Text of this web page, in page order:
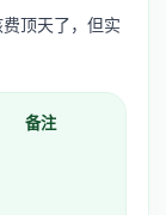
顶天了，但实
备注